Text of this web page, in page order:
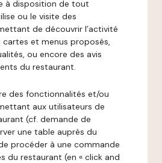
à disposition de tout
ou le visite des
de découvrir l’activité
et menus proposés,
ou encore des avis
du restaurant.
des fonctionnalités et/ou
aux utilisateurs de
(cf. demande de
une table auprès du
procéder à une commande
du restaurant (en « click and